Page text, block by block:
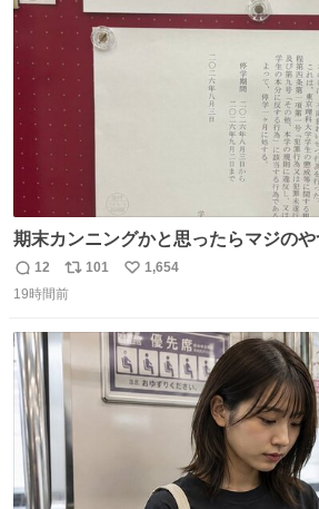
数
期末カンニングかと思ったらマジの
ことはおそらく就職だし、内定取り消
間の停学って無意味じゃね？
返
信
12
リ
ポ
数
101
い
数
1,654
19時間前